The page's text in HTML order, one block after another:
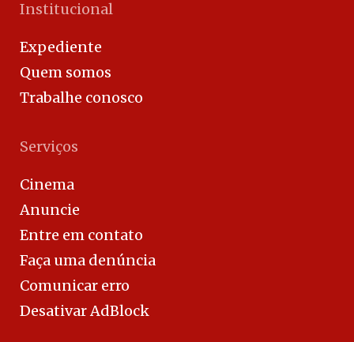
Institucional
Expediente
Quem somos
Trabalhe conosco
Serviços
Cinema
Anuncie
Entre em contato
Faça uma denúncia
Comunicar erro
Desativar AdBlock